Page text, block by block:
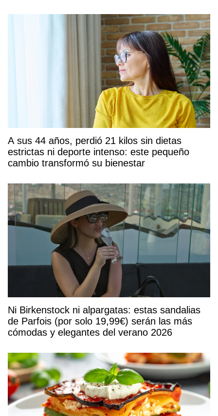
A sus 44 años, perdió 21 kilos sin dietas
estrictas ni deporte intenso: este pequeño
cambio transformó su bienestar
Ni Birkenstock ni alpargatas: estas sandalias
de Parfois (por solo 19,99€) serán las más
cómodas y elegantes del verano 2026